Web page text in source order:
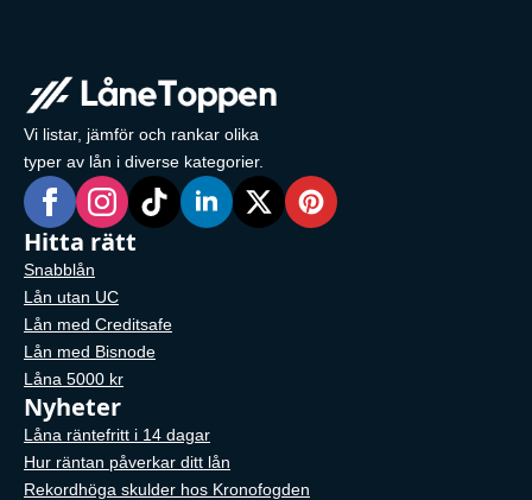
Vi listar, jämför och rankar olika
typer av lån i diverse kategorier.
Hitta rätt
Snabblån
Lån utan UC
Lån med Creditsafe
Lån med Bisnode
Låna 5000 kr
Nyheter
Låna räntefritt i 14 dagar
Hur räntan påverkar ditt lån
Rekordhöga skulder hos Kronofogden